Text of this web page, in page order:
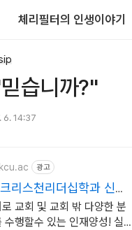
체리필터의 인생이야기
습니까?"
6. 14:37
광고
리스천리더십학과 신편
!
교회 및 교회 밖 다양한 분
수행할수 있는 인재양성! 실력